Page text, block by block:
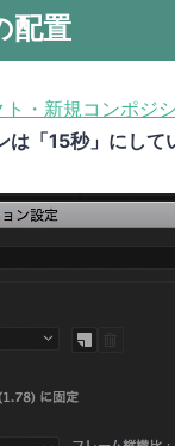
配置
・新規コンポジ
「15秒」にして